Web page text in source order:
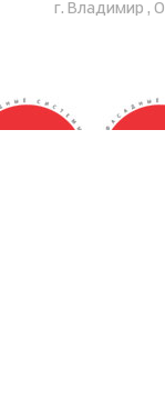
г. Владимир ,